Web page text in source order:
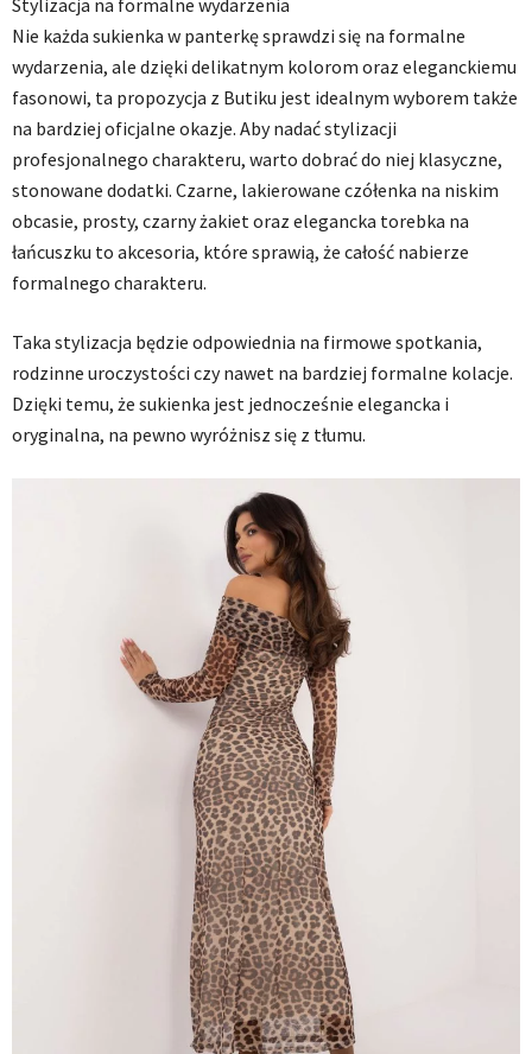
Nie każda sukienka w panterkę sprawdzi się na formalne
wydarzenia, ale dzięki delikatnym kolorom oraz eleganckiemu
fasonowi, ta propozycja z Butiku jest idealnym wyborem także
na bardziej oficjalne okazje. Aby nadać stylizacji
profesjonalnego charakteru, warto dobrać do niej klasyczne,
stonowane dodatki. Czarne, lakierowane czółenka na niskim
obcasie, prosty, czarny żakiet oraz elegancka torebka na
łańcuszku to akcesoria, które sprawią, że całość nabierze
formalnego charakteru.
Taka stylizacja będzie odpowiednia na firmowe spotkania,
rodzinne uroczystości czy nawet na bardziej formalne kolacje.
Dzięki temu, że sukienka jest jednocześnie elegancka i
oryginalna, na pewno wyróżnisz się z tłumu.